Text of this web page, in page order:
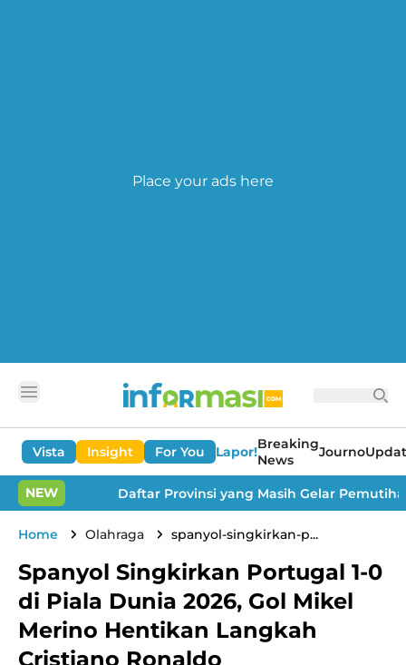
Place your ads here
Vista Insight For You Lapor!Breaking
News
Journo
NEW Daftar Provinsi yang Masih Gelar Pemutihan
Home Olahraga spanyol-singkirkan-p...
Spanyol Singkirkan Portugal 1-0
di Piala Dunia 2026, Gol Mikel
Merino Hentikan Langkah
Cristiano Ronaldo